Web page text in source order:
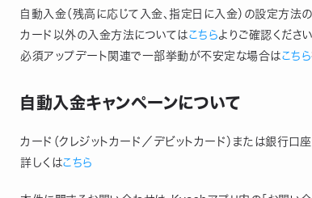
自動入金（残高に応じて入金、指定日に入金）の設定方法
カード以外の入金方法についてはこちらよりご確認ください
必須アップデート関連で一部挙動が不安定な場合はこちら
自動入金キャンペーンについて
カード（クレジットカード／デビットカード）または銀行
詳しくはこちら